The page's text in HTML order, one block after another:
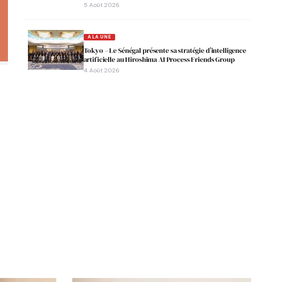
5 Août 2026
A LA UNE
Tokyo – Le Sénégal présente sa stratégie d’intelligence
artificielle au Hiroshima AI Process Friends Group
4 Août 2026